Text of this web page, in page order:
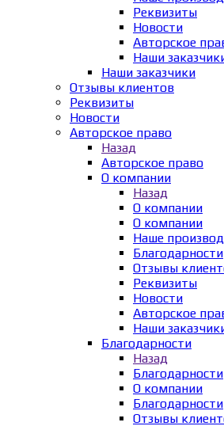
Реквизиты
Новости
Авторское
Наши
Наши заказчики
Отзывы клиентов
Реквизиты
Новости
Авторское право
Назад
Авторское право
О компании
Назад
О компании
О компании
Наше
Благодарности
Отзывы
Реквизиты
Новости
Авторское
Наши
Благодарности
Назад
Благодарности
О компании
Благодарности
Отзывы